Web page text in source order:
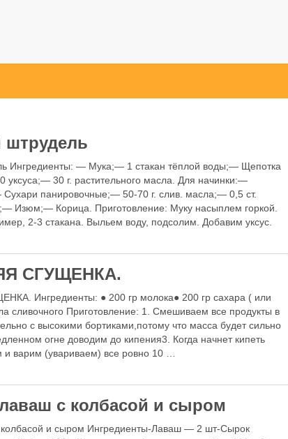
Ингредиенты: — Мука;— 1 стакан тёплой воды;— Щепотка
30 г. растительного масла. Для начинки:—
панировочные;— 50-70 г. слив. масла;— 0,5 ст.
Изюм;— Корица. Приготовление: Муку насыплем горкой.
2-3 стакана. Выльем воду, подсолим. Добавим уксус.
СГУЩЕНКА.
Ингредиенты: ● 200 гр молока● 200 гр сахара ( или
сливочного Приготовление: 1. Смешиваем все продукты в
с высокими бортиками,потому что масса будет сильно
огне доводим до кипения3. Когда начнет кипеть
и варим (увариваем) все ровно 10 …
с колбасой и сыром
и сыром Ингредиенты-Лаваш — 2 шт-Сырок